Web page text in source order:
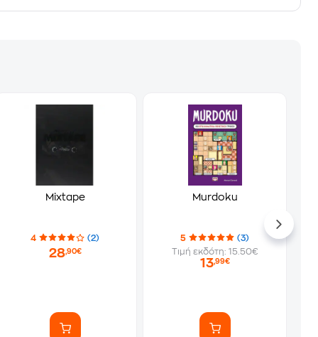
Mixtape
4 (2)
28,90€
Murdoku
5
(3)
Τιμή εκδότη: 15.50€
13,99€